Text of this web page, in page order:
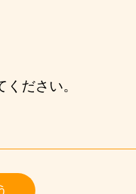
ださい。